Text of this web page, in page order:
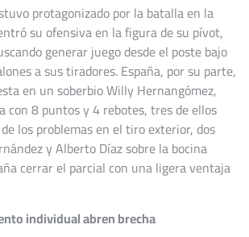
protagonizado por la batalla en la
su ofensiva en la figura de su pívot,
generar juego desde el poste bajo
a sus tiradores. España, por su parte,
en un soberbio Willy Hernangómez,
con 8 puntos y 4 rebotes, tres de ellos
los problemas en el tiro exterior, dos
y Alberto Díaz sobre la bocina
cerrar el parcial con una ligera ventaja
individual abren brecha